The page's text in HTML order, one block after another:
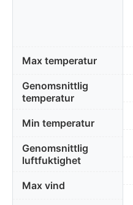
Max temperatur
Genomsnittlig
temperatur
Min temperatur
Genomsnittlig
luftfuktighet
Max vind